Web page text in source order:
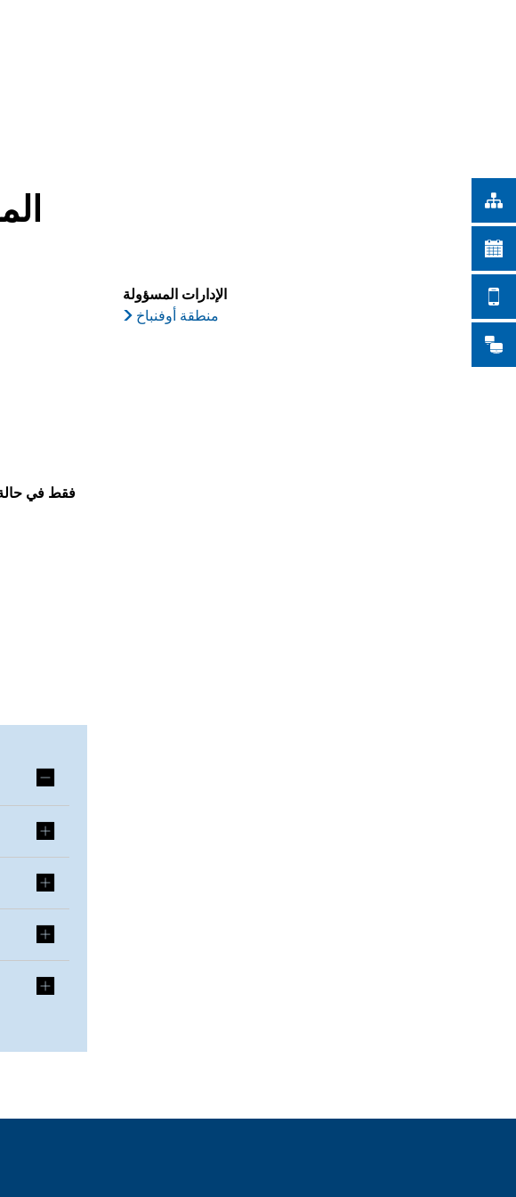
فقط في حالة
الإدارات المسؤولة
منطقة أوفنباخ